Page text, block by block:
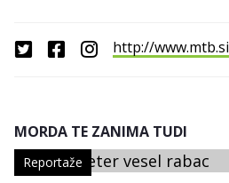
http://www.mtb.si
MORDA TE ZANIMA TUDI
Reportaže